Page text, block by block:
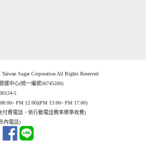
Sugar Corporation All Rights Reserved
運中心(統一編號36745200)
5
PM 12:00)(PM 13:00~ PM 17:00)
付費電話，依行動電話費率標準收費)
內電話)